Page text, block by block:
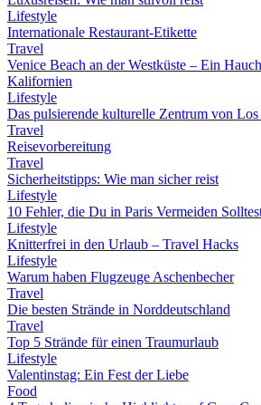
Lifestyle
Internationale Restaurant-Etikette
Travel
Venice Beach an der Westküste – Ein
Kalifornien
Lifestyle
Das pulsierende kulturelle Zentrum von Los
Travel
Reisevorbereitung
Travel
Sicherheitstipps: Wie man sicher reist
Lifestyle
10 Fehler, die Du in Paris Vermeiden
Lifestyle
Knitterfrei in den Urlaub – Travel Hacks
Lifestyle
Warum haben Flugzeuge Aschenbecher
Travel
Die besten Strände in Norddeutschland
Travel
Top 5 Strände für einen Traumurlaub
Lifestyle
Valentinstag: Ein Fest der Liebe
Food